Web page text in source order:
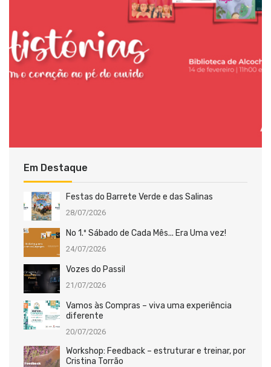
Em Destaque
Festas do Barrete Verde e das Salinas
28/07/2026
No 1.º Sábado de Cada Mês... Era Uma vez!
24/07/2026
Vozes do Passil
21/07/2026
Vamos às Compras – viva uma experiência
diferente
20/07/2026
Workshop: Feedback – estruturar e treinar, por
Cristina Torrão